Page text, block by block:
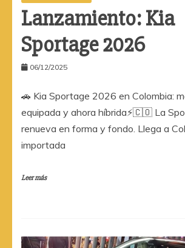
Lanzamiento: Kia
Sportage 2026
06/12/2025
🚗 Kia Sportage 2026 en Colombia:
equipada y ahora híbrida⚡🇨🇴 La
renueva en forma y fondo. Llega a
importada
Leer más